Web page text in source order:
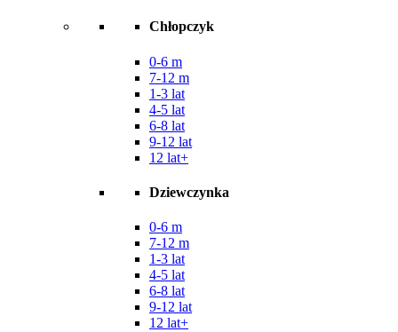
Chłopczyk
0-6 m
7-12 m
1-3 lat
4-5 lat
6-8 lat
9-12 lat
12 lat+
Dziewczynka
0-6 m
7-12 m
1-3 lat
4-5 lat
6-8 lat
9-12 lat
12 lat+